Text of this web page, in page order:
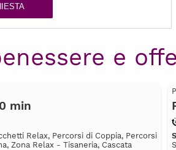
e
min
Relax, Percorsi di Coppia, Percorsi
Zona Relax - Tisaneria, Cascata